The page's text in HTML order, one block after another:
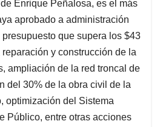
Enrique Peñalosa, es el más
aprobado a administración
que supera los $43
y construcción de la
ampliación de la red troncal de
del 30% de la obra civil de la
optimización del Sistema
Público, entre otras acciones